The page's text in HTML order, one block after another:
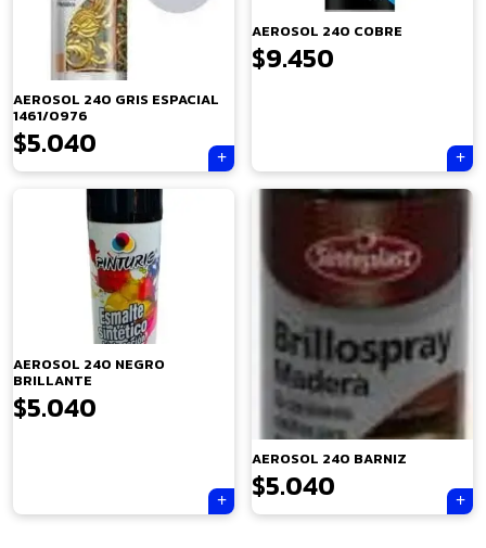
AEROSOL 240 GRIS ESPACIAL
1461/0976
$5.040
AEROSOL 240 COBRE
$9.450
AEROSOL 240 NEGRO
BRILLANTE
$5.040
AEROSOL 240 BARNIZ
$5.040
×